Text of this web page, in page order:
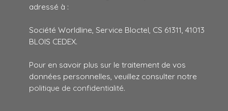
adressé à :
Société Worldline, Service Bloctel, CS 61311, 41013
BLOIS CEDEX.
Pour en savoir plus sur le traitement de vos
données personnelles, veuillez consulter notre
politique de confidentialité.